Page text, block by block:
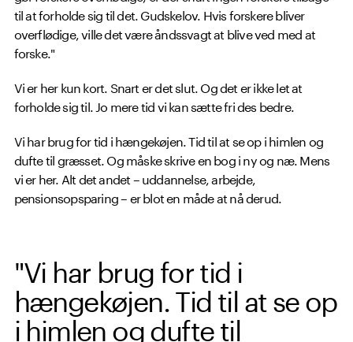
til at forholde sig til det. Gudskelov. Hvis forskere bliver
overflødige, ville det være åndssvagt at blive ved med at
forske."
Vi er her kun kort. Snart er det slut. Og det er ikke let at
forholde sig til. Jo mere tid vi kan sætte fri des bedre.
Vi har brug for tid i hængekøjen. Tid til at se op i himlen og
dufte til græsset. Og måske skrive en bog i ny og næ. Mens
vi er her. Alt det andet – uddannelse, arbejde,
pensionsopsparing – er blot en måde at nå derud.
"Vi har brug for tid i
hængekøjen. Tid til at se op
i himlen og dufte til